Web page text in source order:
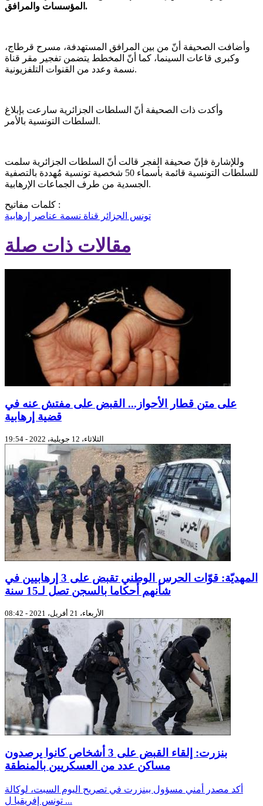
المؤسسات والمرافق.
وأضافت الصحيفة أنّ من بين المرافق المستهدفة، مسرح قرطاج،
وكبرى قاعات السينما، كما أنّ المخطط يتضمن تفجير مقر قناة
نسمة وعدد من القنوات التلفزيونية.
وأكدت ذات الصحيفة أنّ السلطات الجزائرية سارعت بإبلاغ
السلطات التونسية بالأمر.
وللإشارة فإنّ صحيفة الفجر قالت أنّ السلطات الجزائرية سلمت
للسلطات التونسية قائمة بأسماء 50 شخصية تونسية مُهددة بالتصفية
الجسدية من طرف الجماعات الإرهابية.
كلمات مفاتيح :
تونس الجزائر قناة نسمة عناصر إرهابية
مقالات ذات صلة
على متن قطار الأحواز... القبض على مفتش عنه في
قضية إرهابية
الثلاثاء، 12 جويلية، 2022 - 19:54
المهديّة: قوّات الحرس الوطني تقبض على 3 إرهابيين في
شأنهم أحكاما بالسجن تصل لـ15 سنة
الأربعاء، 21 أفريل، 2021 - 08:42
بنزرت: إلقاء القبض على 3 أشخاص كانوا يرصدون
مساكن عدد من العسكريين بالمنطقة
أكد مصدر أمني مسؤول ببنزرت في تصريح اليوم السبت، لوكالة
تونس إفريقيا ل ...